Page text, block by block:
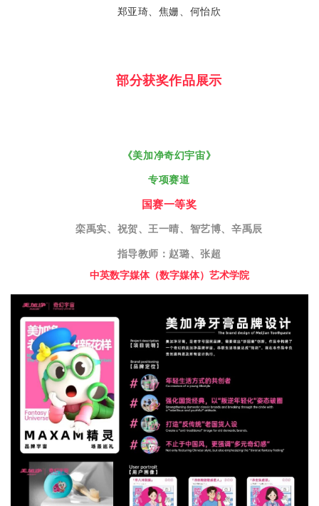
郑亚琦、焦姗、何怡欣
部分获奖作品展示
《美加净奇幻宇宙》
专项赛道
国赛一等奖
栾禹实、祝贺、王一晴、智艺博、辛禹辰
指导教师：赵璐、张超
中英数字媒体（数字媒体）艺术学院